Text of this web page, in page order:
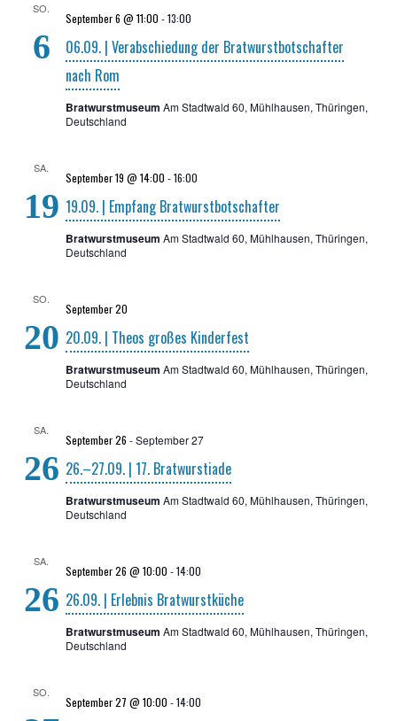
SO.
6
06.09. | Ver­ab­schie­dung der Brat­wurst­bot­schaf­ter
nach Rom
September 6 @ 11:00 -13:00
Bratwurstmuseum Am Stadtwald 60, Mühlhausen, Thüringen,
Deutschland
SA.
19 19.09. | Emp­fang Bratwurstbotschafter
September 19 @ 14:00 -16:00
Bratwurstmuseum Am Stadtwald 60, Mühlhausen, Thüringen,
Deutschland
SO.
20 20.09. | The­os gro­ßes Kinderfest
September 20
Bratwurstmuseum Am Stadtwald 60, Mühlhausen, Thüringen,
Deutschland
SA.
26 26.–27.09. | 17. Bratwurstiade
September 26 -September 27
Bratwurstmuseum Am Stadtwald 60, Mühlhausen, Thüringen,
Deutschland
SA.
26 26.09. | Erleb­nis Bratwurstküche
September 26 @ 10:00 -14:00
Bratwurstmuseum Am Stadtwald 60, Mühlhausen, Thüringen,
Deutschland
SO.
September 27 @ 10:00 -14:00